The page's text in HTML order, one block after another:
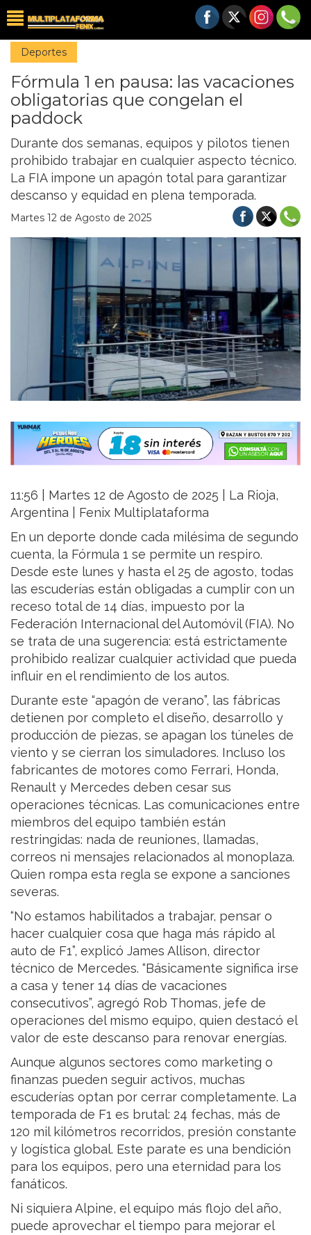
Deportes
Fórmula 1 en pausa: las vacaciones
obligatorias que congelan el
paddock
Durante dos semanas, equipos y pilotos tienen
prohibido trabajar en cualquier aspecto técnico.
La FIA impone un apagón total para garantizar
descanso y equidad en plena temporada.
Martes 12 de Agosto de 2025
11:56 | Martes 12 de Agosto de 2025 | La Rioja,
Argentina | Fenix Multiplataforma
En un deporte donde cada milésima de segundo
cuenta, la Fórmula 1 se permite un respiro.
Desde este lunes y hasta el 25 de agosto, todas
las escuderías están obligadas a cumplir con un
receso total de 14 días, impuesto por la
Federación Internacional del Automóvil (FIA). No
se trata de una sugerencia: está estrictamente
prohibido realizar cualquier actividad que pueda
influir en el rendimiento de los autos.
Durante este “apagón de verano”, las fábricas
detienen por completo el diseño, desarrollo y
producción de piezas, se apagan los túneles de
viento y se cierran los simuladores. Incluso los
fabricantes de motores como Ferrari, Honda,
Renault y Mercedes deben cesar sus
operaciones técnicas. Las comunicaciones entre
miembros del equipo también están
restringidas: nada de reuniones, llamadas,
correos ni mensajes relacionados al monoplaza.
Quien rompa esta regla se expone a sanciones
severas.
“No estamos habilitados a trabajar, pensar o
hacer cualquier cosa que haga más rápido al
auto de F1”, explicó James Allison, director
técnico de Mercedes. “Básicamente significa irse
a casa y tener 14 días de vacaciones
consecutivos”, agregó Rob Thomas, jefe de
operaciones del mismo equipo, quien destacó el
valor de este descanso para renovar energías.
Aunque algunos sectores como marketing o
finanzas pueden seguir activos, muchas
escuderías optan por cerrar completamente. La
temporada de F1 es brutal: 24 fechas, más de
120 mil kilómetros recorridos, presión constante
y logística global. Este parate es una bendición
para los equipos, pero una eternidad para los
fanáticos.
Ni siquiera Alpine, el equipo más flojo del año,
puede aprovechar el tiempo para mejorar el